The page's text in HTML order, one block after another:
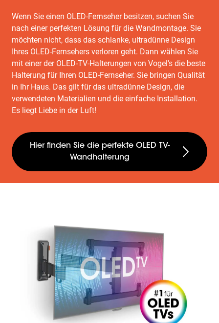
Wenn Sie einen OLED-Fernseher besitzen, suchen Sie
nach einer perfekten Lösung für die Wandmontage. Sie
möchten nicht, dass das schlanke, ultradünne Design
Ihres OLED-Fernsehers verloren geht. Dann wählen Sie
mit einer der OLED-TV-Halterungen von Vogel's die beste
Halterung für Ihren OLED-Fernseher. Sie bringen Qualität
in Ihr Haus. Das gilt für das ultradünne Design, die
verwendeten Materialien und die einfache Installation.
Es liegt Liebe in der Luft!
Hier finden Sie die perfekte OLED TV-
Wandhalterung